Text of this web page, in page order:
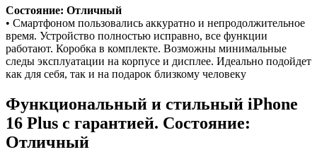
Состояние: Отличный
• Смартфоном пользовались аккуратно и непродолжительное
время. Устройство полностью исправно, все функции
работают. Коробка в комплекте. Возможны минимальные
следы эксплуатации на корпусе и дисплее. Идеально подойдет
как для себя, так и на подарок близкому человеку
Функциональный и стильный iPhone
16 Plus с гарантией. Состояние:
Отличный